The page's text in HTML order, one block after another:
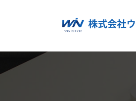
ツ
ス
シ
ン